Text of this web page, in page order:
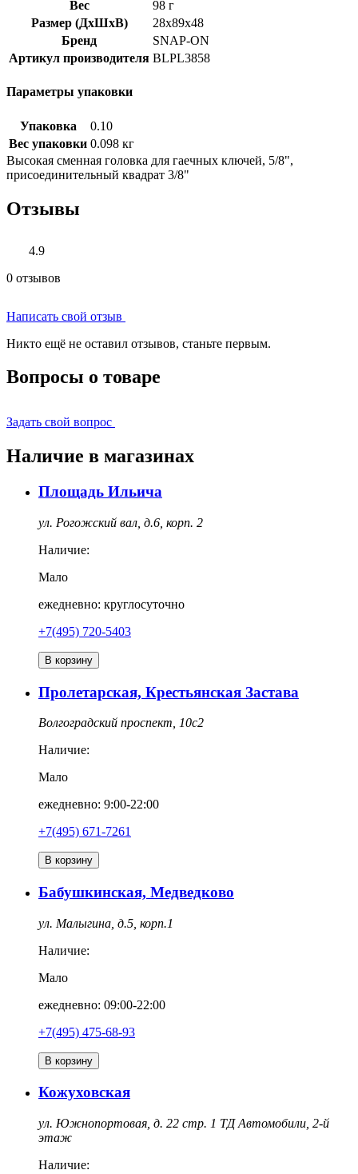
Вес
98 г
Размер (ДхШхВ)
28x89x48
Бренд
SNAP-ON
Артикул производителя BLPL3858
Параметры упаковки
Упаковка
0.10
Вес упаковки 0.098 кг
Высокая сменная головка для гаечных ключей, 5/8",
присоединительный квадрат 3/8"
Отзывы
4.9
0 отзывов
Написать свой отзыв
Никто ещё не оставил отзывов, станьте первым.
Вопросы о товаре
Задать свой вопрос
Наличие в магазинах
Площадь Ильича
ул. Рогожский вал, д.6, корп. 2
Наличие:
Мало
ежедневно: круглосуточно
+7(495) 720-5403
В корзину
Пролетарская, Крестьянская Застава
Волгоградский проспект, 10с2
Наличие:
Мало
ежедневно: 9:00-22:00
+7(495) 671-7261
В корзину
Бабушкинская, Медведково
ул. Малыгина, д.5, корп.1
Наличие:
Мало
ежедневно: 09:00-22:00
+7(495) 475-68-93
В корзину
Кожуховская
ул. Южнопортовая, д. 22 стр. 1 ТД Автомобили, 2-й
этаж
Наличие: